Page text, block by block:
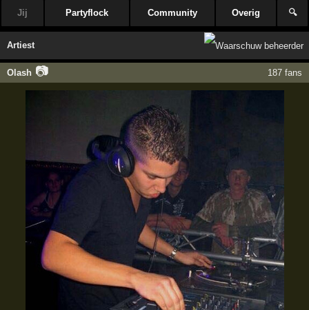
Jij Partyflock Community Overig 🔍
Artiest
Olash 📷 187 fans